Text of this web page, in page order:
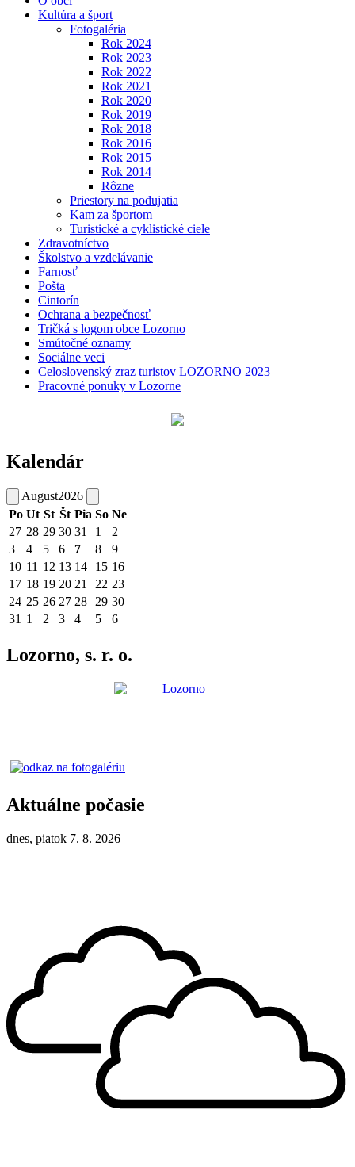
Kultúra a šport
Fotogaléria
Rok 2024
Rok 2023
Rok 2022
Rok 2021
Rok 2020
Rok 2019
Rok 2018
Rok 2016
Rok 2015
Rok 2014
Rôzne
Priestory na podujatia
Kam za športom
Turistické a cyklistické ciele
Zdravotníctvo
Školstvo a vzdelávanie
Farnosť
Pošta
Cintorín
Ochrana a bezpečnosť
Tričká s logom obce Lozorno
Smútočné oznamy
Sociálne veci
Celoslovenský zraz turistov LOZORNO 2023
Pracovné ponuky v Lozorne
Kalendár
August2026
Po Ut St Št Pia So Ne
27 28 29 30 31 1
2
3
4 5 6 7 8
9
10 11 12 13 14 15 16
17 18 19 20 21 22 23
24 25 26 27 28 29 30
31 1 2 3 4 5 6
Lozorno, s. r. o.
Aktuálne počasie
dnes, piatok 7. 8. 2026